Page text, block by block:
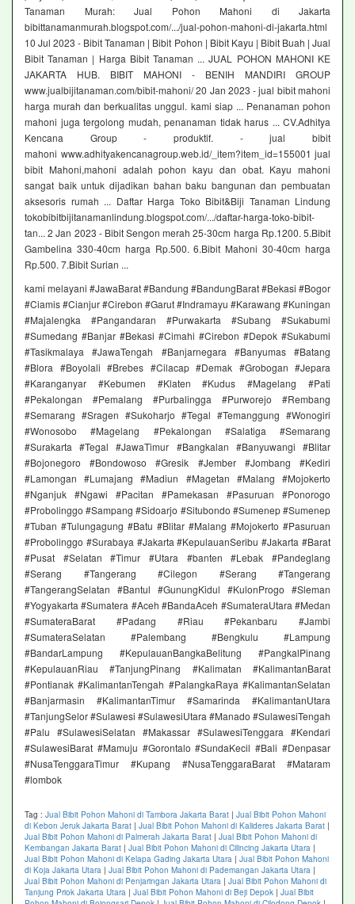
Tanaman Murah: Jual Pohon Mahoni di Jakarta
bibittanamanmurah.blogspot.com/.../jual-pohon-mahoni-di-jakarta.html
10 Jul 2023 - Bibit Tanaman | Bibit Pohon | Bibit Kayu | Bibit Buah | Jual
Bibit Tanaman | Harga Bibit Tanaman ... JUAL POHON MAHONI KE
JAKARTA HUB. BIBIT MAHONI - BENIH MANDIRI GROUP
www.jualbijitanaman.com/bibit-mahoni/ 20 Jan 2023 - jual bibit mahoni
harga murah dan berkualitas unggul. kami siap ... Penanaman pohon
mahoni juga tergolong mudah, penanaman tidak harus ... CV.Adhitya
Kencana Group - produktif. - jual bibit
mahoni www.adhityakencanagroup.web.id/_item?item_id=155001 jual
bibit Mahoni,mahoni adalah pohon kayu dan obat. Kayu mahoni
sangat baik untuk dijadikan bahan baku bangunan dan pembuatan
aksesoris rumah ... Daftar Harga Toko Bibit&Biji Tanaman Lindung
tokobibitbijitanamanlindung.blogspot.com/.../daftar-harga-toko-bibit-
tan... 2 Jan 2023 - Bibit Sengon merah 25-30cm harga Rp.1200. 5.Bibit
Gambelina 330-40cm harga Rp.500. 6.Bibit Mahoni 30-40cm harga
Rp.500. 7.Bibit Surian ...
kami melayani #JawaBarat #Bandung #BandungBarat #Bekasi #Bogor
#Ciamis #Cianjur #Cirebon #Garut #Indramayu #Karawang #Kuningan
#Majalengka #Pangandaran #Purwakarta #Subang #Sukabumi
#Sumedang #Banjar #Bekasi #Cimahi #Cirebon #Depok #Sukabumi
#Tasikmalaya #JawaTengah #Banjarnegara #Banyumas #Batang
#Blora #Boyolali #Brebes #Cilacap #Demak #Grobogan #Jepara
#Karanganyar #Kebumen #Klaten #Kudus #Magelang #Pati
#Pekalongan #Pemalang #Purbalingga #Purworejo #Rembang
#Semarang #Sragen #Sukoharjo #Tegal #Temanggung #Wonogiri
#Wonosobo #Magelang #Pekalongan #Salatiga #Semarang
#Surakarta #Tegal #JawaTimur #Bangkalan #Banyuwangi #Blitar
#Bojonegoro #Bondowoso #Gresik #Jember #Jombang #Kediri
#Lamongan #Lumajang #Madiun #Magetan #Malang #Mojokerto
#Nganjuk #Ngawi #Pacitan #Pamekasan #Pasuruan #Ponorogo
#Probolinggo #Sampang #Sidoarjo #Situbondo #Sumenep #Sumenep
#Tuban #Tulungagung #Batu #Blitar #Malang #Mojokerto #Pasuruan
#Probolinggo #Surabaya #Jakarta #KepulauanSeribu #Jakarta #Barat
#Pusat #Selatan #Timur #Utara #banten #Lebak #Pandeglang
#Serang #Tangerang #Cilegon #Serang #Tangerang
#TangerangSelatan #Bantul #GunungKidul #KulonProgo #Sleman
#Yogyakarta #Sumatera #Aceh #BandaAceh #SumateraUtara #Medan
#SumateraBarat #Padang #Riau #Pekanbaru #Jambi
#SumateraSelatan #Palembang #Bengkulu #Lampung
#BandarLampung #KepulauanBangkaBelitung #PangkalPinang
#KepulauanRiau #TanjungPinang #Kalimatan #KalimantanBarat
#Pontianak #KalimantanTengah #PalangkaRaya #KalimantanSelatan
#Banjarmasin #KalimantanTimur #Samarinda #KalimantanUtara
#TanjungSelor #Sulawesi #SulawesiUtara #Manado #SulawesiTengah
#Palu #SulawesiSelatan #Makassar #SulawesiTenggara #Kendari
#SulawesiBarat #Mamuju #Gorontalo #SundaKecil #Bali #Denpasar
#NusaTenggaraTimur #Kupang #NusaTenggaraBarat #Mataram
#lombok
Tag : Jual Bibit Pohon Mahoni di Tambora Jakarta Barat | Jual Bibit Pohon Mahoni
di Kebon Jeruk Jakarta Barat | Jual Bibit Pohon Mahoni di Kalideres Jakarta Barat |
Jual Bibit Pohon Mahoni di Palmerah Jakarta Barat | Jual Bibit Pohon Mahoni di
Kembangan Jakarta Barat | Jual Bibit Pohon Mahoni di Cilincing Jakarta Utara |
Jual Bibit Pohon Mahoni di Kelapa Gading Jakarta Utara | Jual Bibit Pohon Mahoni
di Koja Jakarta Utara | Jual Bibit Pohon Mahoni di Pademangan Jakarta Utara |
Jual Bibit Pohon Mahoni di Penjaringan Jakarta Utara | Jual Bibit Pohon Mahoni di
Tanjung Priok Jakarta Utara | Jual Bibit Pohon Mahoni di Beji Depok | Jual Bibit